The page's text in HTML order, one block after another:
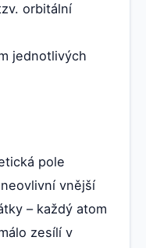
orbitální
jednotlivých
pole
vnější
– každý atom
zesílí v